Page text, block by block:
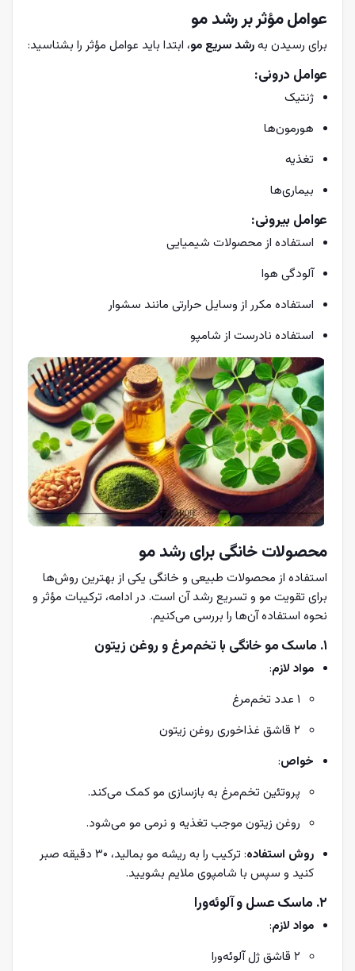
عوامل مؤثر بر رشد مو
برای رسیدن بهرشد سریع مو، ابتدا باید عوامل مؤثر را بشناسید:
عوامل درونی:
ژنتیک
هورمون‌ها
تغذیه
بیماری‌ها
عوامل بیرونی:
استفاده از محصولات شیمیایی
آلودگی هوا
استفاده مکرر از وسایل حرارتی مانند سشوار
استفاده نادرست از شامپو
محصولات خانگی برای رشد مو
استفاده از محصولات طبیعی و خانگی یکی از بهترین روش‌ها
برای تقویت مو و تسریع رشد آن است. در ادامه، ترکیبات مؤثر و
نحوه استفاده آن‌ها را بررسی می‌کنیم.
۱. ماسک مو خانگی با تخم‌مرغ و روغن زیتون
مواد لازم:
۱ عدد تخم‌مرغ
۲ قاشق غذاخوری روغن زیتون
خواص:
پروتئین تخم‌مرغ به بازسازی مو کمک می‌کند.
روغن زیتون موجب تغذیه و نرمی مو می‌شود.
روش استفاده
: ترکیب را به ریشه مو بمالید، ۳۰ دقیقه صبر
کنید و سپس با شامپوی ملایم بشویید.
۲. ماسک عسل و آلوئه‌ورا
مواد لازم:
۲ قاشق ژل آلوئه‌ورا